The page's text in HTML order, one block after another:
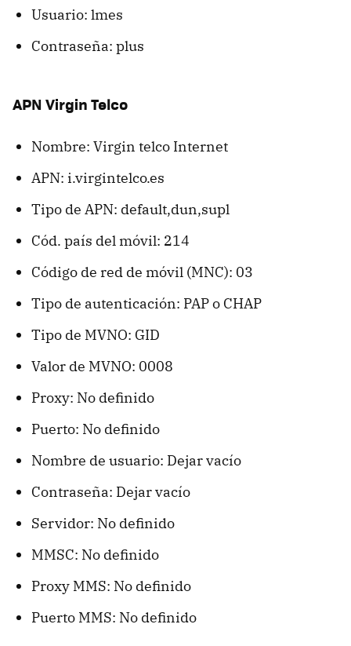
Usuario: lmes
Contraseña: plus
APN Virgin Telco
Nombre: Virgin telco Internet
APN: i.virgintelco.es
Tipo de APN: default,dun,supl
Cód. país del móvil: 214
Código de red de móvil (MNC): 03
Tipo de autenticación: PAP o CHAP
Tipo de MVNO: GID
Valor de MVNO: 0008
Proxy: No definido
Puerto: No definido
Nombre de usuario: Dejar vacío
Contraseña: Dejar vacío
Servidor: No definido
MMSC: No definido
Proxy MMS: No definido
Puerto MMS: No definido